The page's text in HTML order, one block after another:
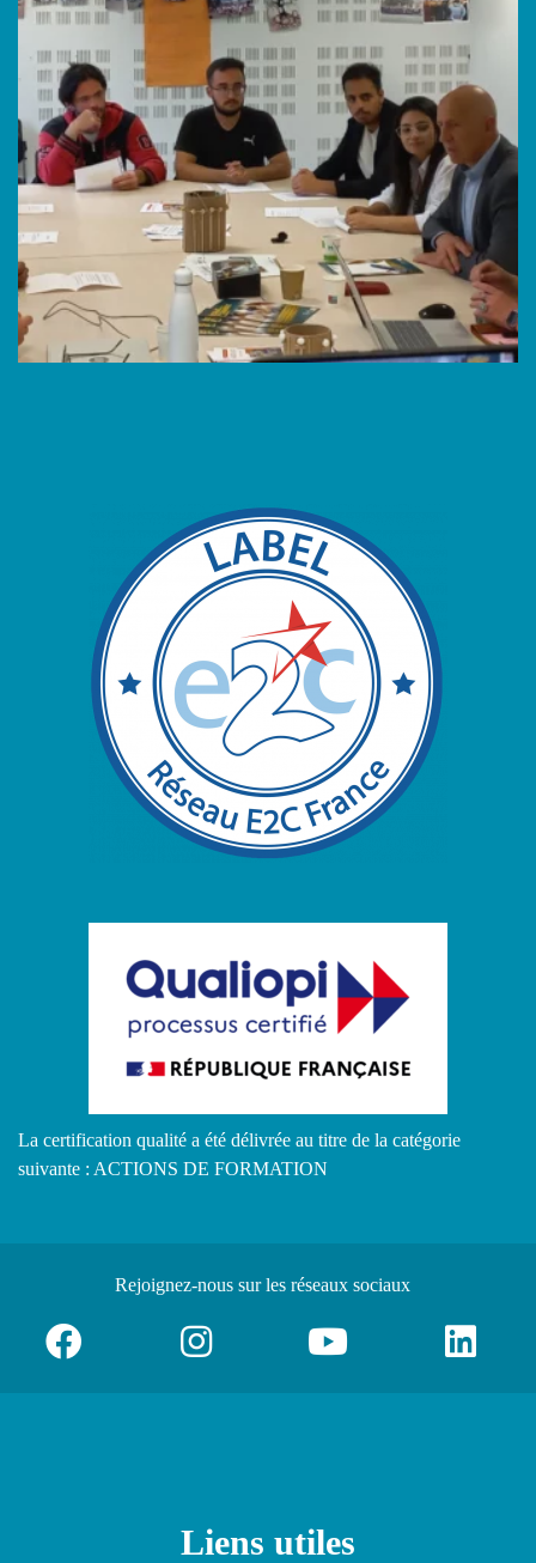
La certification qualité a été délivrée au titre de la catégorie
suivante : ACTIONS DE FORMATION
Rejoignez-nous sur les réseaux sociaux
Liens utiles